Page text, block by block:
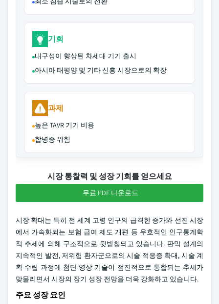
기회
내구성이 향상된 차세대 기기 출시
아시아 태평양 및 기타 신흥 시장으로의 확장
과제
높은 TAVR 기기 비용
합병증 위험
시장 통찰력 및 성장 기회를 얻으세요
무료 PDF 다운로드
시장 확대는 특히 전 세계 고령 인구의 급격한 증가와 선진 시장
에서 가속화되는 보험 급여 제도 개편 등 우호적인 인구통계학
적 추세에 의해 구조적으로 뒷받침되고 있습니다. 판막 설계의
지속적인 발전, 저위험 환자군으로의 시술 적응증 확대, 시술 계
획 수립 과정에 첨단 영상 기술이 점진적으로 통합되는 추세가
맞물리면서 시장의 장기 성장 전망을 더욱 강화하고 있습니다.
주요 성장 요인